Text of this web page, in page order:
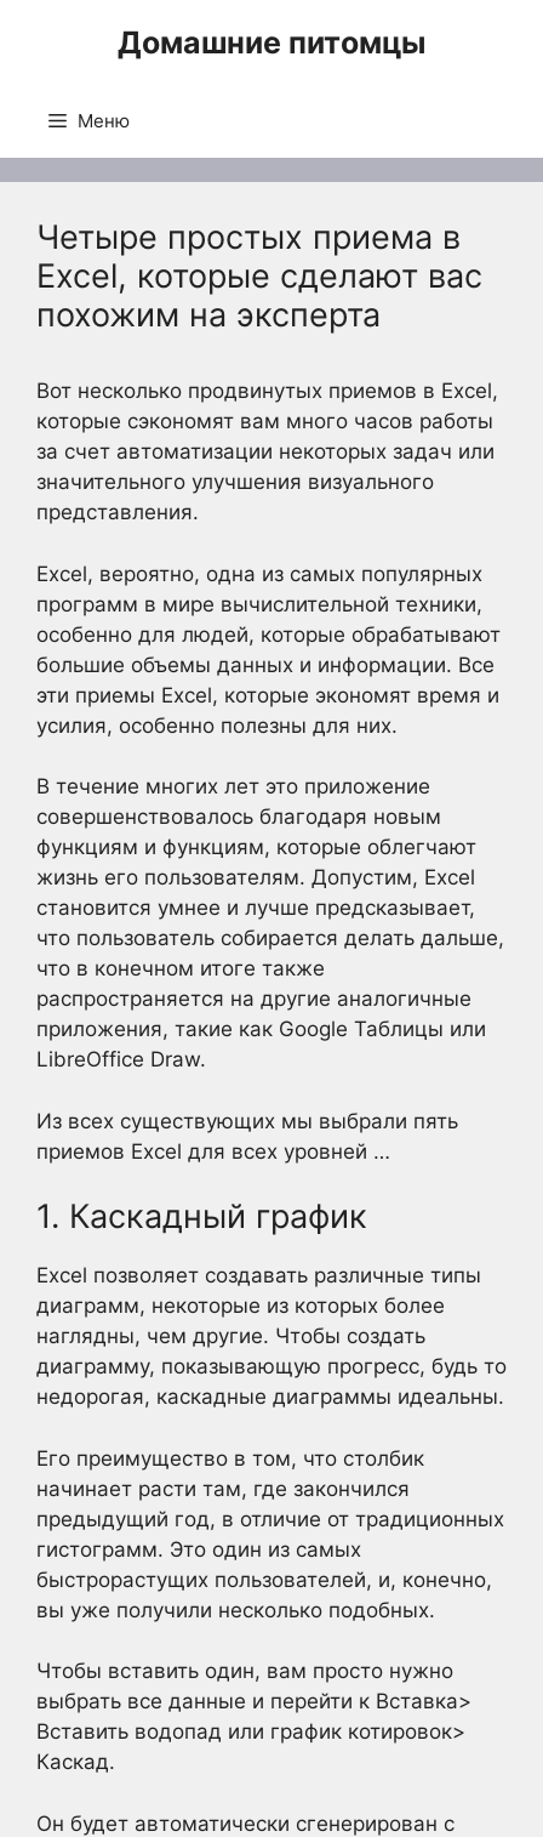
Домашние питомцы
Меню
Четыре простых приема в
Excel, которые сделают вас
похожим на эксперта
Вот несколько продвинутых приемов в Excel,
которые сэкономят вам много часов работы
за счет автоматизации некоторых задач или
значительного улучшения визуального
представления.
Excel, вероятно, одна из самых популярных
программ в мире вычислительной техники,
особенно для людей, которые обрабатывают
большие объемы данных и информации. Все
эти приемы Excel, которые экономят время и
усилия, особенно полезны для них.
В течение многих лет это приложение
совершенствовалось благодаря новым
функциям и функциям, которые облегчают
жизнь его пользователям. Допустим, Excel
становится умнее и лучше предсказывает,
что пользователь собирается делать дальше,
что в конечном итоге также
распространяется на другие аналогичные
приложения, такие как Google Таблицы или
LibreOffice Draw.
Из всех существующих мы выбрали пять
приемов Excel для всех уровней …
1. Каскадный график
Excel позволяет создавать различные типы
диаграмм, некоторые из которых более
наглядны, чем другие. Чтобы создать
диаграмму, показывающую прогресс, будь то
недорогая, каскадные диаграммы идеальны.
Его преимущество в том, что столбик
начинает расти там, где закончился
предыдущий год, в отличие от традиционных
гистограмм. Это один из самых
быстрорастущих пользователей, и, конечно,
вы уже получили несколько подобных.
Чтобы вставить один, вам просто нужно
выбрать все данные и перейти к Вставка>
Вставить водопад или график котировок>
Каскад.
Он будет автоматически сгенерирован с